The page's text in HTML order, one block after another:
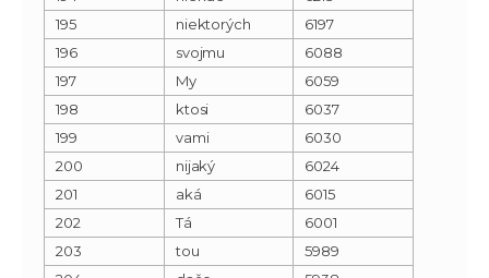
195
niektorých
6197
196
svojmu
6088
197
My
6059
198
ktosi
6037
199
vami
6030
200
nijaký
6024
201
aká
6015
202
Tá
6001
203
tou
5989